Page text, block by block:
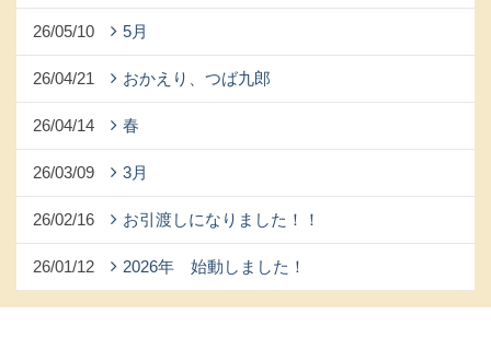
26/05/10 5月
26/04/21 おかえり、つば九郎
26/04/14 春
26/03/09 3月
26/02/16 お引渡しになりました！！
26/01/12 2026年 始動しました！